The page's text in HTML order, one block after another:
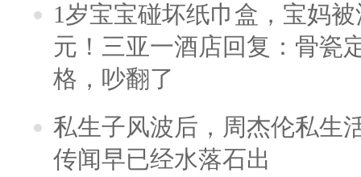
1岁宝宝碰坏纸巾盒，宝妈
元！三亚一酒店回复：骨瓷
格，吵翻了
私生子风波后，周杰伦私生
传闻早已经水落石出